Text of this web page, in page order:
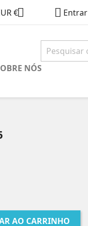
€  Entrar
NÓS
AO CARRINHO